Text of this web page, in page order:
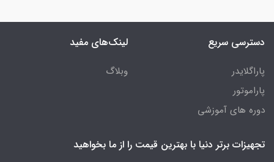
دسترسی سریع
پاراگلایدر
پاراموتور
دوره های آموزشی
لینک‌های مفید
وبلاگ
تجهیزات برتر دنیا با بهترین قیمت را از ما بخواهید